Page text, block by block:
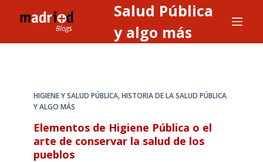
l
Salud Pública
y algo más
HIGIENE Y SALUD PÚBLICA,HISTORIA DE LA SALUD PÚBLICA
Y ALGO MÁS
Elementos de Higiene Pública o el
arte de conservar la salud de los
pueblos